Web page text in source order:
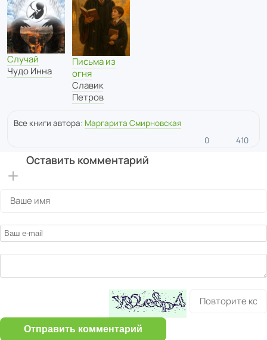
Случай
Чудо Инна
Письма из
огня
Славик
Петров
Все книги автора: Маргарита Смирновская
0
410
Оставить комментарий
Отправить комментарий